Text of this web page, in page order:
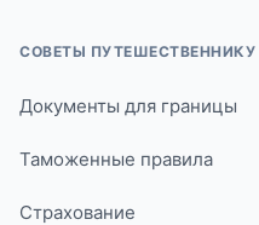
СОВЕТЫ ПУТЕШЕСТВЕННИКУ
Документы для границы
Таможенные правила
Страхование